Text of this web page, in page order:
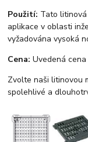
Použití: Tato
aplikace v oblasti
vyžadována vysoká
Cena: Uvedená
Zvolte naši litinovou
spolehlivé a